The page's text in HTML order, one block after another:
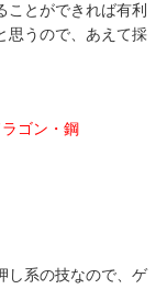
ことができれば有利
思うので、あえて採
ゴン・鋼
し系の技なので、ゲ